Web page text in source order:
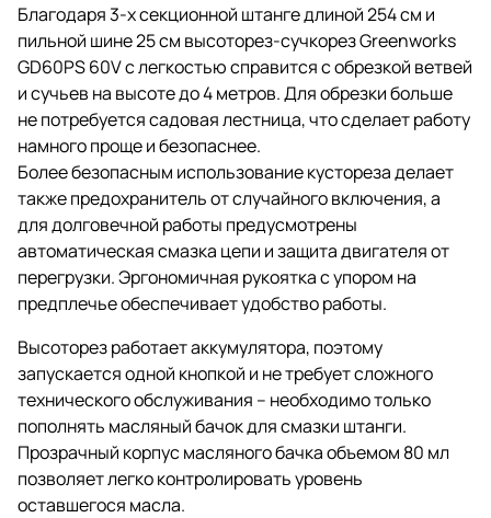
Благодаря 3-х секционной штанге длиной 254 см и
пильной шине 25 см высоторез-сучкорез Greenworks
GD60PS 60V с легкостью справится с обрезкой ветвей
и сучьев на высоте до 4 метров. Для обрезки больше
не потребуется садовая лестница, что сделает работу
намного проще и безопаснее.
Более безопасным использование кустореза делает
также предохранитель от случайного включения, а
для долговечной работы предусмотрены
автоматическая смазка цепи и защита двигателя от
перегрузки. Эргономичная рукоятка с упором на
предплечье обеспечивает удобство работы.
Высоторез работает аккумулятора, поэтому
запускается одной кнопкой и не требует сложного
технического обслуживания – необходимо только
пополнять масляный бачок для смазки штанги.
Прозрачный корпус масляного бачка объемом 80 мл
позволяет легко контролировать уровень
оставшегося масла.